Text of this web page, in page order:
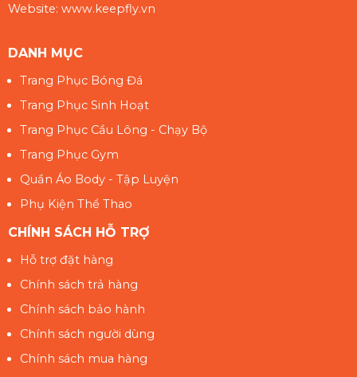
Website: www.keepfly.vn
DANH MỤC
Trang Phục Bóng Đá
Trang Phục Sinh Hoạt
Trang Phục Cầu Lông - Chạy Bộ
Trang Phục Gym
Quần Áo Body - Tập Luyện
Phụ Kiện Thể Thao
CHÍNH SÁCH HỖ TRỢ
Hỗ trợ đặt hàng
Chính sách trả hàng
Chính sách bảo hành
Chính sách người dùng
Chính sách mua hàng